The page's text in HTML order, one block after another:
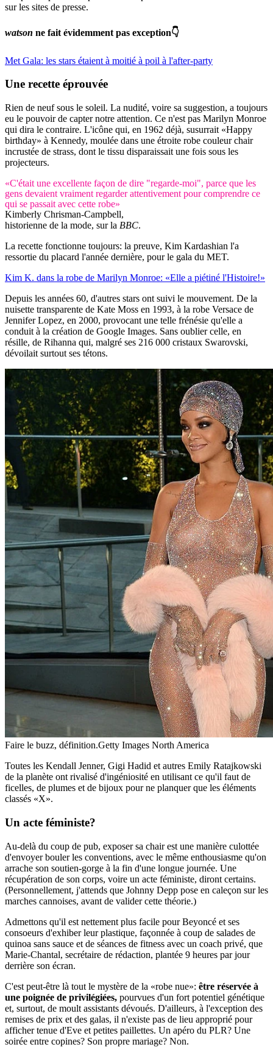
sur les sites de presse.
watson ne fait évidemment pas exception👇
Met Gala: les stars étaient à moitié à poil à l'after-party
Une recette éprouvée
Rien de neuf sous le soleil. La nudité, voire sa suggestion, a toujours
eu le pouvoir de capter notre attention. Ce n'est pas Marilyn Monroe
qui dira le contraire. L'icône qui, en 1962 déjà, susurrait «Happy
birthday» à Kennedy, moulée dans une étroite robe couleur chair
incrustée de strass, dont le tissu disparaissait une fois sous les
projecteurs.
«C'était une excellente façon de dire "regarde-moi", parce que les
gens devaient vraiment regarder attentivement pour comprendre ce
qui se passait avec cette robe»
Kimberly Chrisman-Campbell,
historienne de la mode, sur la BBC.
La recette fonctionne toujours: la preuve, Kim Kardashian l'a
ressortie du placard l'année dernière, pour le gala du MET.
Kim K. dans la robe de Marilyn Monroe: «Elle a piétiné l'Histoire!»
Depuis les années 60, d'autres stars ont suivi le mouvement. De la
nuisette transparente de Kate Moss en 1993, à la robe Versace de
Jennifer Lopez, en 2000, provocant une telle frénésie qu'elle a
conduit à la création de Google Images. Sans oublier celle, en
résille, de Rihanna qui, malgré ses 216 000 cristaux Swarovski,
dévoilait surtout ses tétons.
Faire le buzz, définition.Getty Images North America
Toutes les Kendall Jenner, Gigi Hadid et autres Emily Ratajkowski
de la planète ont rivalisé d'ingéniosité en utilisant ce qu'il faut de
ficelles, de plumes et de bijoux pour ne planquer que les éléments
classés «X».
Un acte féministe?
Au-delà du coup de pub, exposer sa chair est une manière culottée
d'envoyer bouler les conventions, avec le même enthousiasme qu'on
arrache son soutien-gorge à la fin d'une longue journée. Une
récupération de son corps, voire un acte féministe, diront certains.
(Personnellement, j'attends que Johnny Depp pose en caleçon sur les
marches cannoises, avant de valider cette théorie.)
Admettons qu'il est nettement plus facile pour Beyoncé et ses
consoeurs d'exhiber leur plastique, façonnée à coup de salades de
quinoa sans sauce et de séances de fitness avec un coach privé, que
Marie-Chantal, secrétaire de rédaction, plantée 9 heures par jour
derrière son écran.
C'est peut-être là tout le mystère de la «robe nue»: être réservée à
une poignée de privilégiées, pourvues d'un fort potentiel génétique
et, surtout, de moult assistants dévoués. D'ailleurs, à l'exception des
remises de prix et des galas, il n'existe pas de lieu approprié pour
afficher tenue d'Eve et petites paillettes. Un apéro du PLR? Une
soirée entre copines? Son propre mariage? Non.